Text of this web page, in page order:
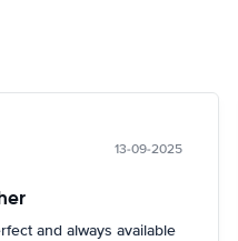
13-09-2025
and always available